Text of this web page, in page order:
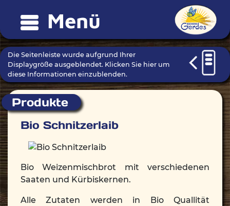
Menü
Die Seitenleiste wurde aufgrund Ihrer
Displaygröße ausgeblendet. Klicken Sie hier um
diese Informationen einzublenden.
Produkte
Bio Schnitzerlaib
Bio Weizenmischbrot mit verschiedenen
Saaten und Kürbiskernen.
Alle Zutaten werden in Bio Quallität